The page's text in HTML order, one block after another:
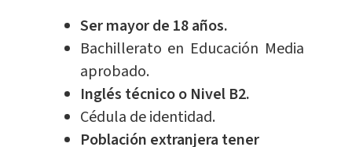
Ser mayor de 18 años.
Bachillerato en Educación Media
aprobado.
Inglés técnico o Nivel B2.
Cédula de identidad.
Población extranjera tener